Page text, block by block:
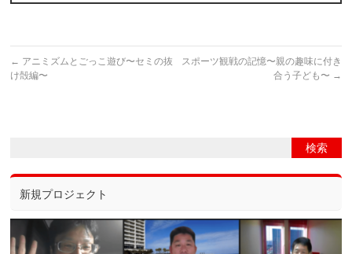
← アニミズムとごっこ遊び〜セミの抜
け殻編〜
スポーツ観戦の記憶〜親の趣味に付き
合う子ども〜 →
新規プロジェクト